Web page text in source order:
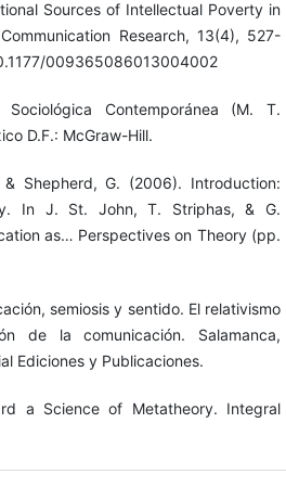
Sources of Intellectual Poverty in
Research, 13(4), 527-
009365086013004002
Contemporánea (M. T.
D.F.: McGraw-Hill.
Shepherd, G. (2006). Introduction:
In J. St. John, T. Striphas, & G.
as… Perspectives on Theory (pp.
semiosis y sentido. El relativismo
de la comunicación. Salamanca,
Ediciones y Publicaciones.
a Science of Metatheory. Integral